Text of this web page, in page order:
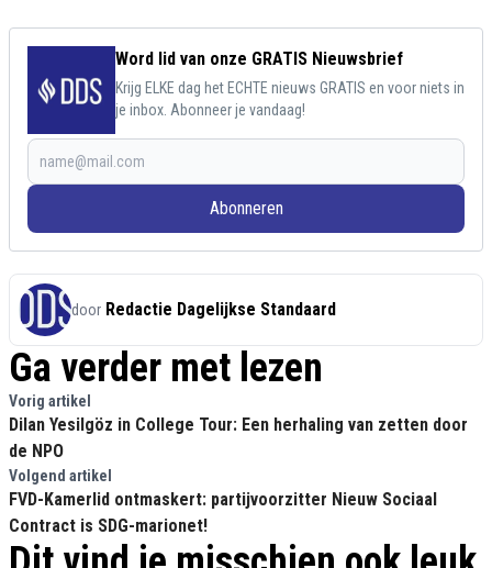
Word lid van onze GRATIS Nieuwsbrief
Krijg ELKE dag het ECHTE nieuws GRATIS en voor niets in
je inbox. Abonneer je vandaag!
Abonneren
door Redactie Dagelijkse Standaard
Ga verder met lezen
Vorig artikel
Dilan Yesilgöz in College Tour: Een herhaling van zetten door
de NPO
Volgend artikel
FVD-Kamerlid ontmaskert: partijvoorzitter Nieuw Sociaal
Contract is SDG-marionet!